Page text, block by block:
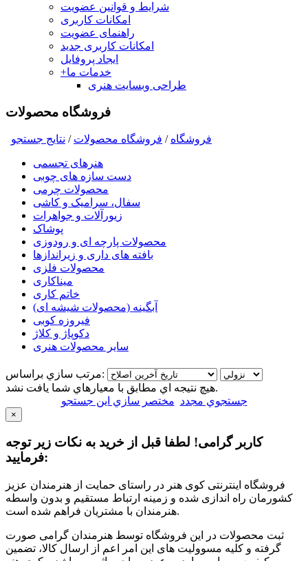
شرایط و قوانین عضویت
امکانات کاربری
راهنمای عضویت
امکانات کاربری جدید
ایجاد پروفایل
+خدمات ما
طراحی وبسایت هنری
فروشگاه محصولات
فروشگاه / فروشگاه محصولات / نتايج جستجو
هنرهای تجسمی
دست سازه های چوبی
محصولات چرمی
سفال، سرامیک و کاشی
زیورآلات و جواهرات
پوشاک
محصولات پارچه ای و رودوزی
بافته های داری و زیراندازها
محصولات فلزی
میناکاری
خاتم کاری
آبگینه (محصولات شیشه ای)
فیروزه کوبی
دکوپاژ و کلاژ
سایر محصولات هنری
مرتب سازي براساس:
هيچ نتيجه اي مطابق با معيارهاي شما يافت نشد.
جستجوي مجدد مختصر سازي اين جستجو
×
کاربر گرامی! لطفا قبل از خرید به نکات زیر توجه
فرمایید:
فروشگاه اینترنتی کوی هنر در راستای حمایت از هنرمندان عزیز
کشورمان راه اندازی شده و زمینه ارتباط مستقیم و بدون واسطه
هنرمندان با مشتریان فراهم شده است.
ثبت محصولات در این فروشگاه توسط هنرمندان گرامی صورت
گرفته و کلیه مسوولیت های این امر اعم از ارسال کالا، تضمین